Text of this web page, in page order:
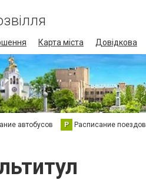
Карта міста Довідкова
автобусов Р Расписание поездов